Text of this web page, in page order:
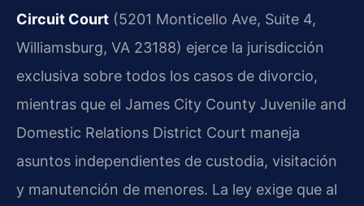
Circuit Court (5201 Monticello Ave, Suite 4,
Williamsburg, VA 23188) ejerce la jurisdicción
exclusiva sobre todos los casos de divorcio,
mientras que el James City County Juvenile and
Domestic Relations District Court maneja
asuntos independientes de custodia, visitación
y manutención de menores. La ley exige que al